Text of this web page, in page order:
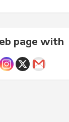
page with